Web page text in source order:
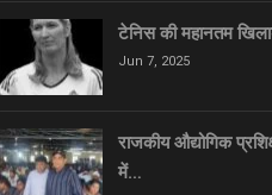
टेनिस की महानतम
Jun 7, 2025
राजकीय औद्योगिक
में…